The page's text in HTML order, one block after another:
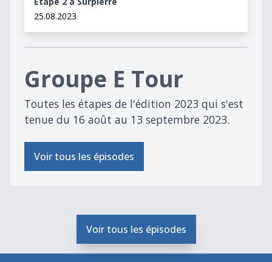
25.08.2023
Groupe E Tour
Toutes les étapes de l'édition 2023 qui s'est
tenue du 16 août au 13 septembre 2023.
Voir tous les épisodes
Voir tous les épisodes